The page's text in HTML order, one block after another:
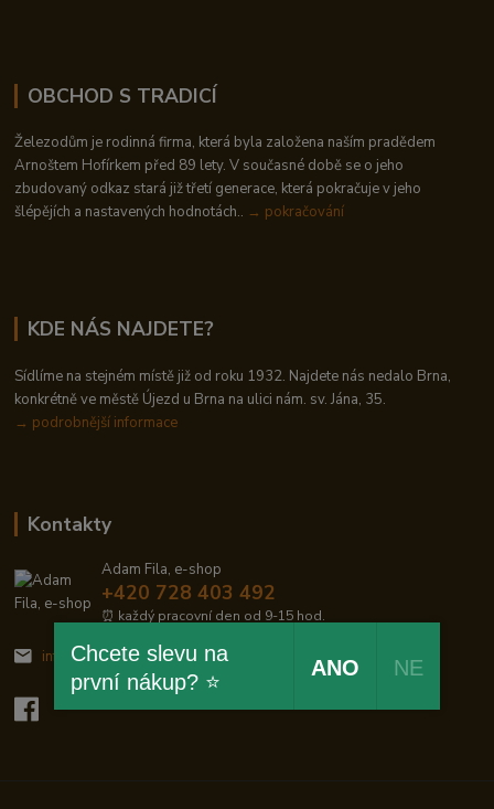
OBCHOD S TRADICÍ
Železodům je rodinná firma, která byla založena naším pradědem
Arnoštem Hofírkem před 89 lety. V současné době se o jeho
zbudovaný odkaz stará již třetí generace, která pokračuje v jeho
šlépějích a nastavených hodnotách.. → pokračování
KDE NÁS NAJDETE?
Sídlíme na stejném místě již od roku 1932. Najdete nás nedalo Brna,
konkrétně ve městě Újezd u Brna na ulici nám. sv. Jána, 35.
→ podrobnější informace
Kontakty
Adam Fila, e-shop
+420 728 403 492
⏰ každý pracovní den od 9-15 hod.
info@zelezodum.cz
Chcete slevu na
první nákup? ⭐
ANO NE